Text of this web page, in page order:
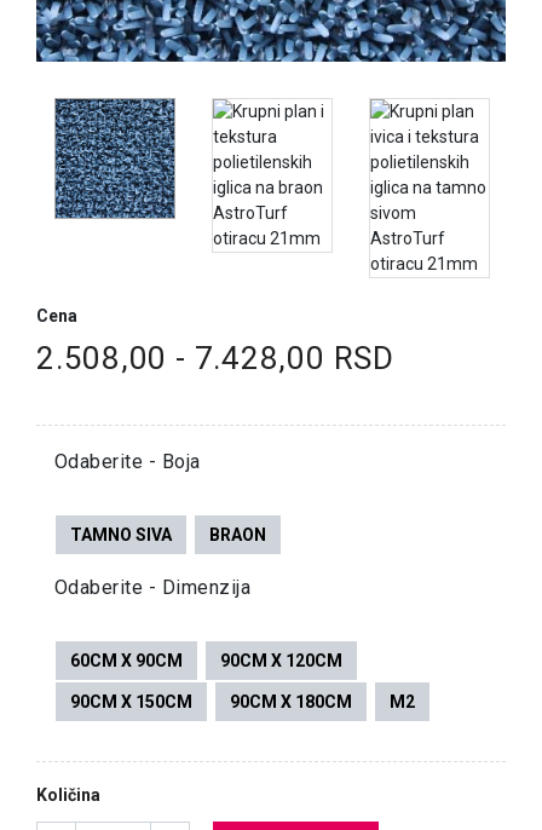
Cena
2.508,00 - 7.428,00 RSD
Odaberite - Boja
TAMNO SIVA BRAON
Odaberite - Dimenzija
60CM X 90CM 90CM X 120CM
90CM X 150CM 90CM X 180CM M2
Količina